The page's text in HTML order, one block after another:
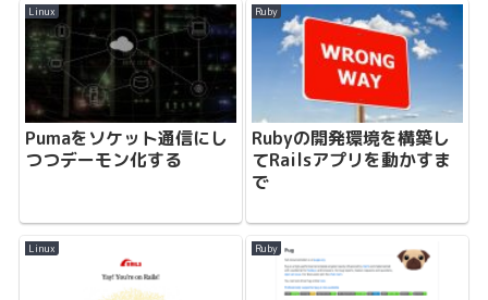
Linux
Pumaをソケット通信にし
つつデーモン化する
Ruby
Rubyの開発環境を構築し
てRailsアプリを動かすま
で
Linux Ruby